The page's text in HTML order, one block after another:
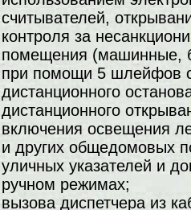
считывателей,
контроля за
помещения (машинные,
при помощи 5 шлейфов
дистанционного
дистанционного
включения освещения
и других общедомовых
уличных указателей и
ручном режимах;
вызова диспетчера из